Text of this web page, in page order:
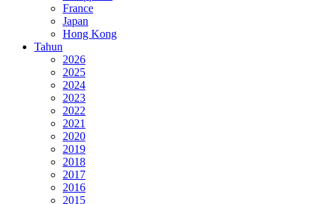
France
Japan
Hong Kong
Tahun
2026
2025
2024
2023
2022
2021
2020
2019
2018
2017
2016
2015